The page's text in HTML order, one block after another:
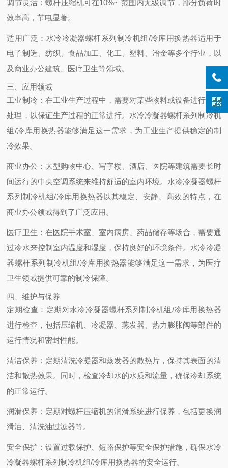
调节灵活 ：螺杆压缩机可在10%~ 范围内无级调节，部分负荷时
效率高，节电显著。
适用广泛 ：水冷冷凝器螺杆系列制冷机组/冷库用换热器适用于
电子制造、纺织、食品加工、化工、塑料、冶金等多个行业，以
及商业办公建筑、医疗卫生等领域。
三、应用领域
工业制冷 ：在工业生产过程中，需要对某些物料或设备进行冷却
处理，以保证生产过程的正常进行。水冷冷凝器螺杆系列制冷机
组/冷库用换热器能够满足这一需求，为工业生产提供稳定的制
冷效果。
商业办公 ：大型购物中心、写字楼、酒店、医院等建筑需要长时
间运行的中央空调系统来维持舒适的室内环境。水冷冷凝器螺杆
系列制冷机组/冷库用换热器以其稳定、安静、高效的特点，在
商业办公领域得到了广泛应用。
医疗卫生 ：在医院手术室、室内病房、药品储存等场合，需要通
过冷水来控制室内温度和湿度，保持良好的环境条件。水冷冷凝
器螺杆系列制冷机组/冷库用换热器能够满足这一需求，为医疗
卫生领域提供可靠的制冷保障。
四、维护与保养
定期检查 ：定期对水冷冷凝器螺杆系列制冷机组/冷库用换热器
进行检查，包括压缩机、冷凝器、蒸发器、热力膨胀阀等部件的
运行情况和密封性能。
清洁保养 ：定期清洗冷凝器和蒸发器的散热片，保持其表面的清
洁和散热效果。同时，检查冷却水的水质和流量，确保冷却系统
的正常运行。
润滑保养 ：定期对螺杆压缩机的润滑系统进行保养，包括更换润
滑油、清洗油过滤器等。
安全保护 ：设置过载保护、短路保护等安全保护措施，确保水冷
冷凝器螺杆系列制冷机组/冷库用换热器的安全运行。